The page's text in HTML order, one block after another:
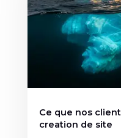
Ce que nos
creation de site